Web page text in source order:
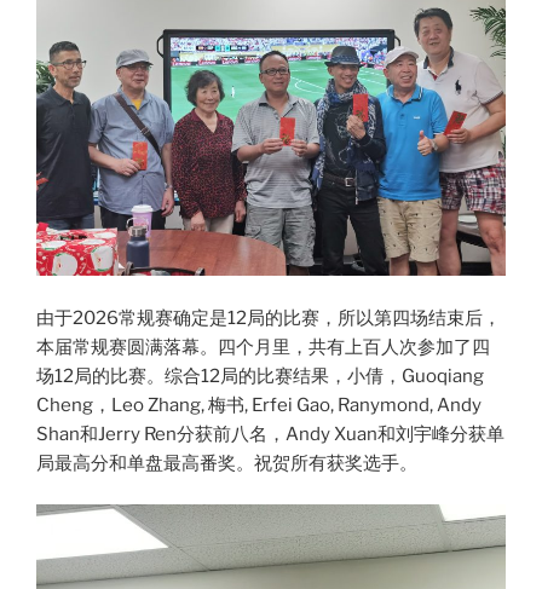
由于2026常规赛确定是12局的比赛，所以第四场结束后，
本届常规赛圆满落幕。四个月里，共有上百人次参加了四
场12局的比赛。综合12局的比赛结果，小倩，Guoqiang
Cheng，Leo Zhang, 梅书, Erfei Gao, Ranymond, Andy
Shan和Jerry Ren分获前八名，Andy Xuan和刘宇峰分获单
局最高分和单盘最高番奖。祝贺所有获奖选手。